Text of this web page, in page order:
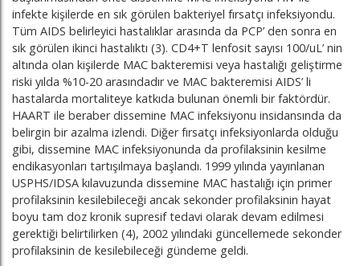
infekte kişilerde en sık görülen bakteriyel fırsatçı infeksiyondu.
Tüm AIDS belirleyici hastalıklar arasında da PCP’ den sonra en
sık görülen ikinci hastalıktı (3). CD4+T lenfosit sayısı 100/uL’ nin
altında olan kişilerde MAC bakteremisi veya hastalığı geliştirme
riski yılda %10-20 arasındadır ve MAC bakteremisi AIDS’ li
hastalarda mortaliteye katkıda bulunan önemli bir faktördür.
HAART ile beraber dissemine MAC infeksiyonu insidansında da
belirgin bir azalma izlendi. Diğer fırsatçı infeksiyonlarda olduğu
gibi, dissemine MAC infeksiyonunda da profilaksinin kesilme
endikasyonları tartışılmaya başlandı. 1999 yılında yayınlanan
USPHS/IDSA kılavuzunda dissemine MAC hastalığı için primer
profilaksinin kesilebileceği ancak sekonder profilaksinin hayat
boyu tam doz kronik supresif tedavi olarak devam edilmesi
gerektiği belirtilirken (4), 2002 yılındaki güncellemede sekonder
profilaksinin de kesilebileceği gündeme geldi.